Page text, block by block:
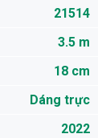
21514
3.5 m
18 cm
Dáng trực
2022